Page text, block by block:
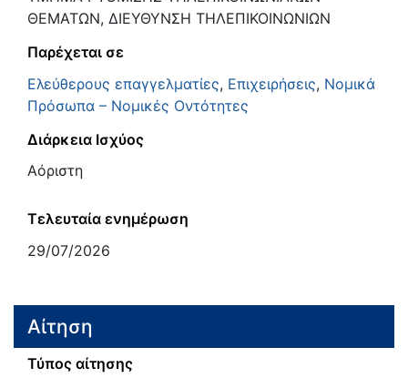
ΘΕΜΑΤΩΝ, ΔΙΕΥΘΥΝΣΗ ΤΗΛΕΠΙΚΟΙΝΩΝΙΩΝ
Παρέχεται σε
Ελεύθερους επαγγελματίες, Επιχειρήσεις, Νομικά
Πρόσωπα – Νομικές Οντότητες
Διάρκεια Ισχύος
Αόριστη
Τελευταία ενημέρωση
29/07/2026
Αίτηση
Τύπος αίτησης